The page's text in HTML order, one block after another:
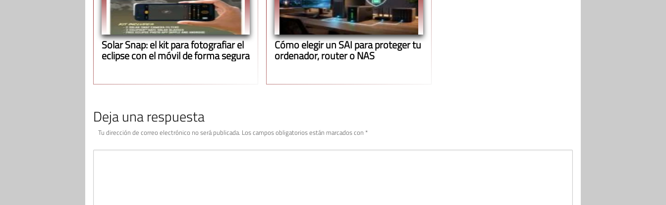
Solar Snap: el kit para fotografiar el
eclipse con el móvil de forma segura
Cómo elegir un SAI para proteger tu
ordenador, router o NAS
Deja una respuesta
Tu dirección de correo electrónico no será publicada. Los campos obligatorios están marcados con *